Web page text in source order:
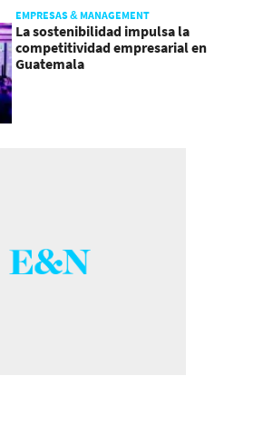
EMPRESAS & MANAGEMENT
La sostenibilidad impulsa la
competitividad empresarial en
Guatemala